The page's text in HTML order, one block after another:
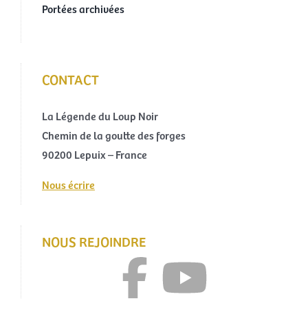
Portées archivées
CONTACT
La Légende du Loup Noir
Chemin de la goutte des forges
90200 Lepuix – France
Nous écrire
NOUS REJOINDRE